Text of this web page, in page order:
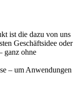
ist die dazu von uns
Geschäftsidee oder
ganz ohne
– um Anwendungen